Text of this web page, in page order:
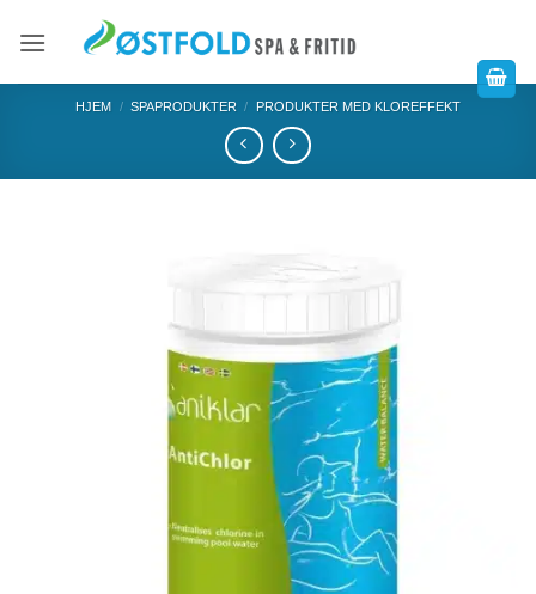
HJEM / SPAPRODUKTER / PRODUKTER MED KLOREFFEKT